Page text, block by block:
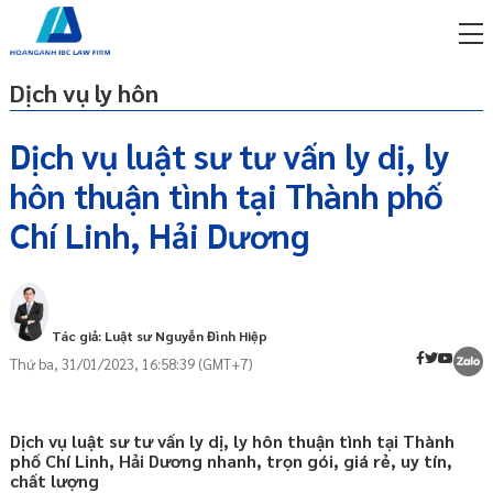
Dịch vụ ly hôn
Dịch vụ luật sư tư vấn ly dị, ly
hôn thuận tình tại Thành phố
Chí Linh, Hải Dương
Tác giả: Luật sư Nguyễn Đình Hiệp
Thứ ba, 31/01/2023, 16:58:39 (GMT+7)
Dịch vụ luật sư tư vấn ly dị, ly hôn thuận tình tại Thành
phố Chí Linh, Hải Dương nhanh, trọn gói, giá rẻ, uy tín,
chất lượng
Thuận tình ly hôn là gì?
Điều kiện để ly hôn thuận tình
hôn bao gồm những gì?
Thời hạn giải quyết yêu cầu công nhận
hôn
Những điểm LƯU Ý khi ly hôn thuận tình
phí qua zalo
sư trực tuyến online
gói
phí qua zalo
sư trực tuyến online
ty/doanh nghiệp
gói